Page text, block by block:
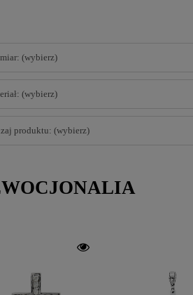
(wybierz)
(wybierz)
produktu: (wybierz)